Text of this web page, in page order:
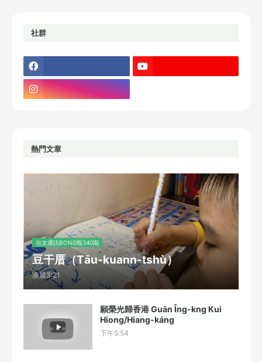
社群
熱門文章
台文通訊BONG報340期
豆干厝（Tāu-kuann-tshù）
凌晨3:21
願榮光歸香港 Guān Îng-kng Kui
Hiong/Hiang-káng
下午5:54